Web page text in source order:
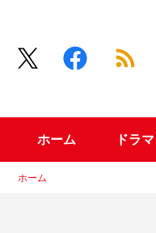
ホーム ドラマ
ホーム